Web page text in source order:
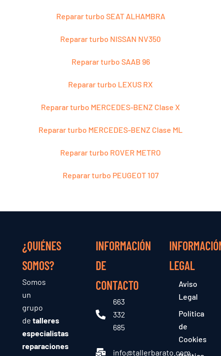
Reparar turbo SEAT ALHAMBRA
Reparar turbo NISSAN NV350
Reparar turbo SAAB 96
Reparar turbo LEXUS RX
Reparar turbo MERCEDES-BENZ Clase X
Reparar turbo MERCEDES-BENZ Clase ML
Reparar turbo ROVER METRO
Reparar turbo PEUGEOT 107
¿QUIÉNES
SOMOS?
Somos
un
grupo
de talleres
especialistas
reparaciones
INFORMACIÓN
DE
CONTACTO
663
332
685
info@tallerbarato.com
LEGAL
Aviso
Legal
Política
de
Cookies